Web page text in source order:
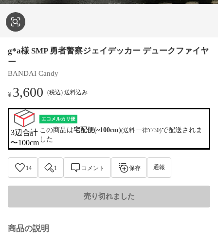
g*a様 SMP 勇者警察ジェイデッカー デュークファイヤ
ー
BANDAI Candy
¥3,600 (税込) 送料込み
3辺合計
〜100cm
エコメルカリ便
この商品は宅配便(~100cm)(送料 一律¥730)で配送されま
した
14 1 コメント 保存 通報
売り切れました
商品の説明